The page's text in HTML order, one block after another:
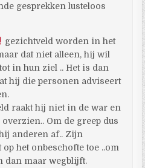
gesprekken lusteloos
gezichtveld worden in het
dat niet alleen, hij wil
in hun ziel .. Het is dan
hij die personen adviseert
raakt hij niet in de war en
Om de greep dus
anderen af.. Zijn
het onbeschofte toe ..om
dan maar wegblijft.